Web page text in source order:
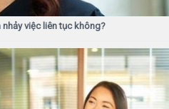
việc liên tục không?